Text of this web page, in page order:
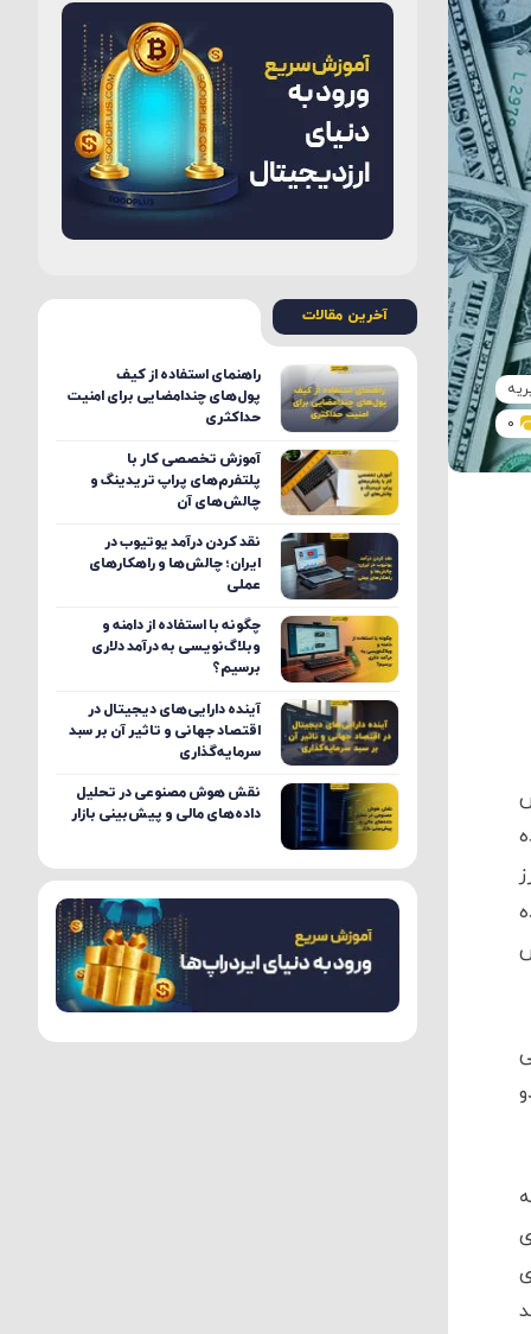
0
ارز
دو
آخرین مقالات
راهنمای استفاده از کیف
پول‌های چندامضایی برای امنیت
حداکثری
آموزش تخصصی کار با
پلتفرم‌های پراپ تریدینگ و
چالش‌های آن
نقد کردن درآمد یوتیوب در
ایران؛ چالش‌ها و راهکارهای
عملی
چگونه با استفاده از دامنه و
وبلاگ‌نویسی به درآمد دلاری
برسیم؟
آینده دارایی‌های دیجیتال در
اقتصاد جهانی و تاثیر آن بر سبد
سرمایه‌گذاری
نقش هوش مصنوعی در تحلیل
داده‌های مالی و پیش‌بینی بازار